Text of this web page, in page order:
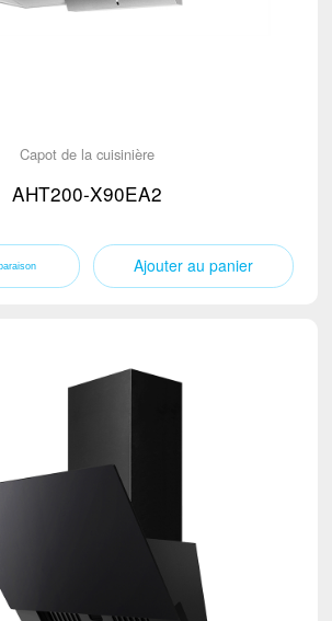
Capot de la cuisinière
AHT200-X90EA2
Ajouter au panier